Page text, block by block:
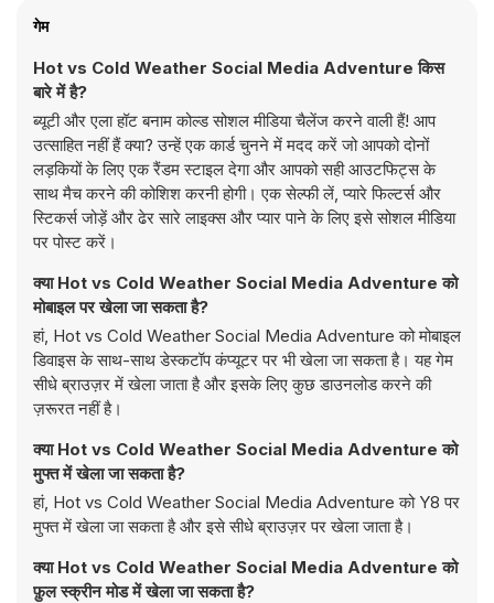
गेम
Hot vs Cold Weather Social Media Adventure किस
बारे में है?
ब्यूटी और एला हॉट बनाम कोल्ड सोशल मीडिया चैलेंज करने वाली हैं! आप
उत्साहित नहीं हैं क्या? उन्हें एक कार्ड चुनने में मदद करें जो आपको दोनों
लड़कियों के लिए एक रैंडम स्टाइल देगा और आपको सही आउटफिट्स के
साथ मैच करने की कोशिश करनी होगी। एक सेल्फी लें, प्यारे फिल्टर्स और
स्टिकर्स जोड़ें और ढेर सारे लाइक्स और प्यार पाने के लिए इसे सोशल मीडिया
पर पोस्ट करें।
क्या Hot vs Cold Weather Social Media Adventure को
मोबाइल पर खेला जा सकता है?
हां, Hot vs Cold Weather Social Media Adventure को मोबाइल
डिवाइस के साथ-साथ डेस्कटॉप कंप्यूटर पर भी खेला जा सकता है। यह गेम
सीधे ब्राउज़र में खेला जाता है और इसके लिए कुछ डाउनलोड करने की
ज़रूरत नहीं है।
क्या Hot vs Cold Weather Social Media Adventure को
मुफ्त में खेला जा सकता है?
हां, Hot vs Cold Weather Social Media Adventure को Y8 पर
मुफ्त में खेला जा सकता है और इसे सीधे ब्राउज़र पर खेला जाता है।
क्या Hot vs Cold Weather Social Media Adventure को
फ़ुल स्क्रीन मोड में खेला जा सकता है?